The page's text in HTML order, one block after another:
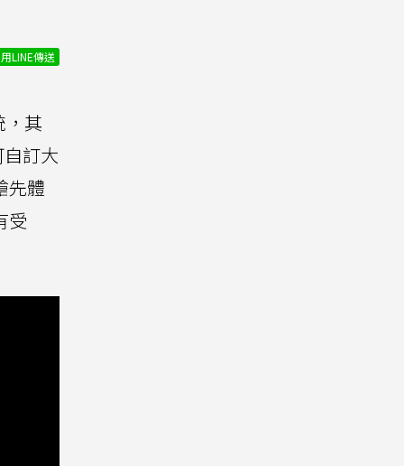
用LINE傳送
，其
訂大
先體
受